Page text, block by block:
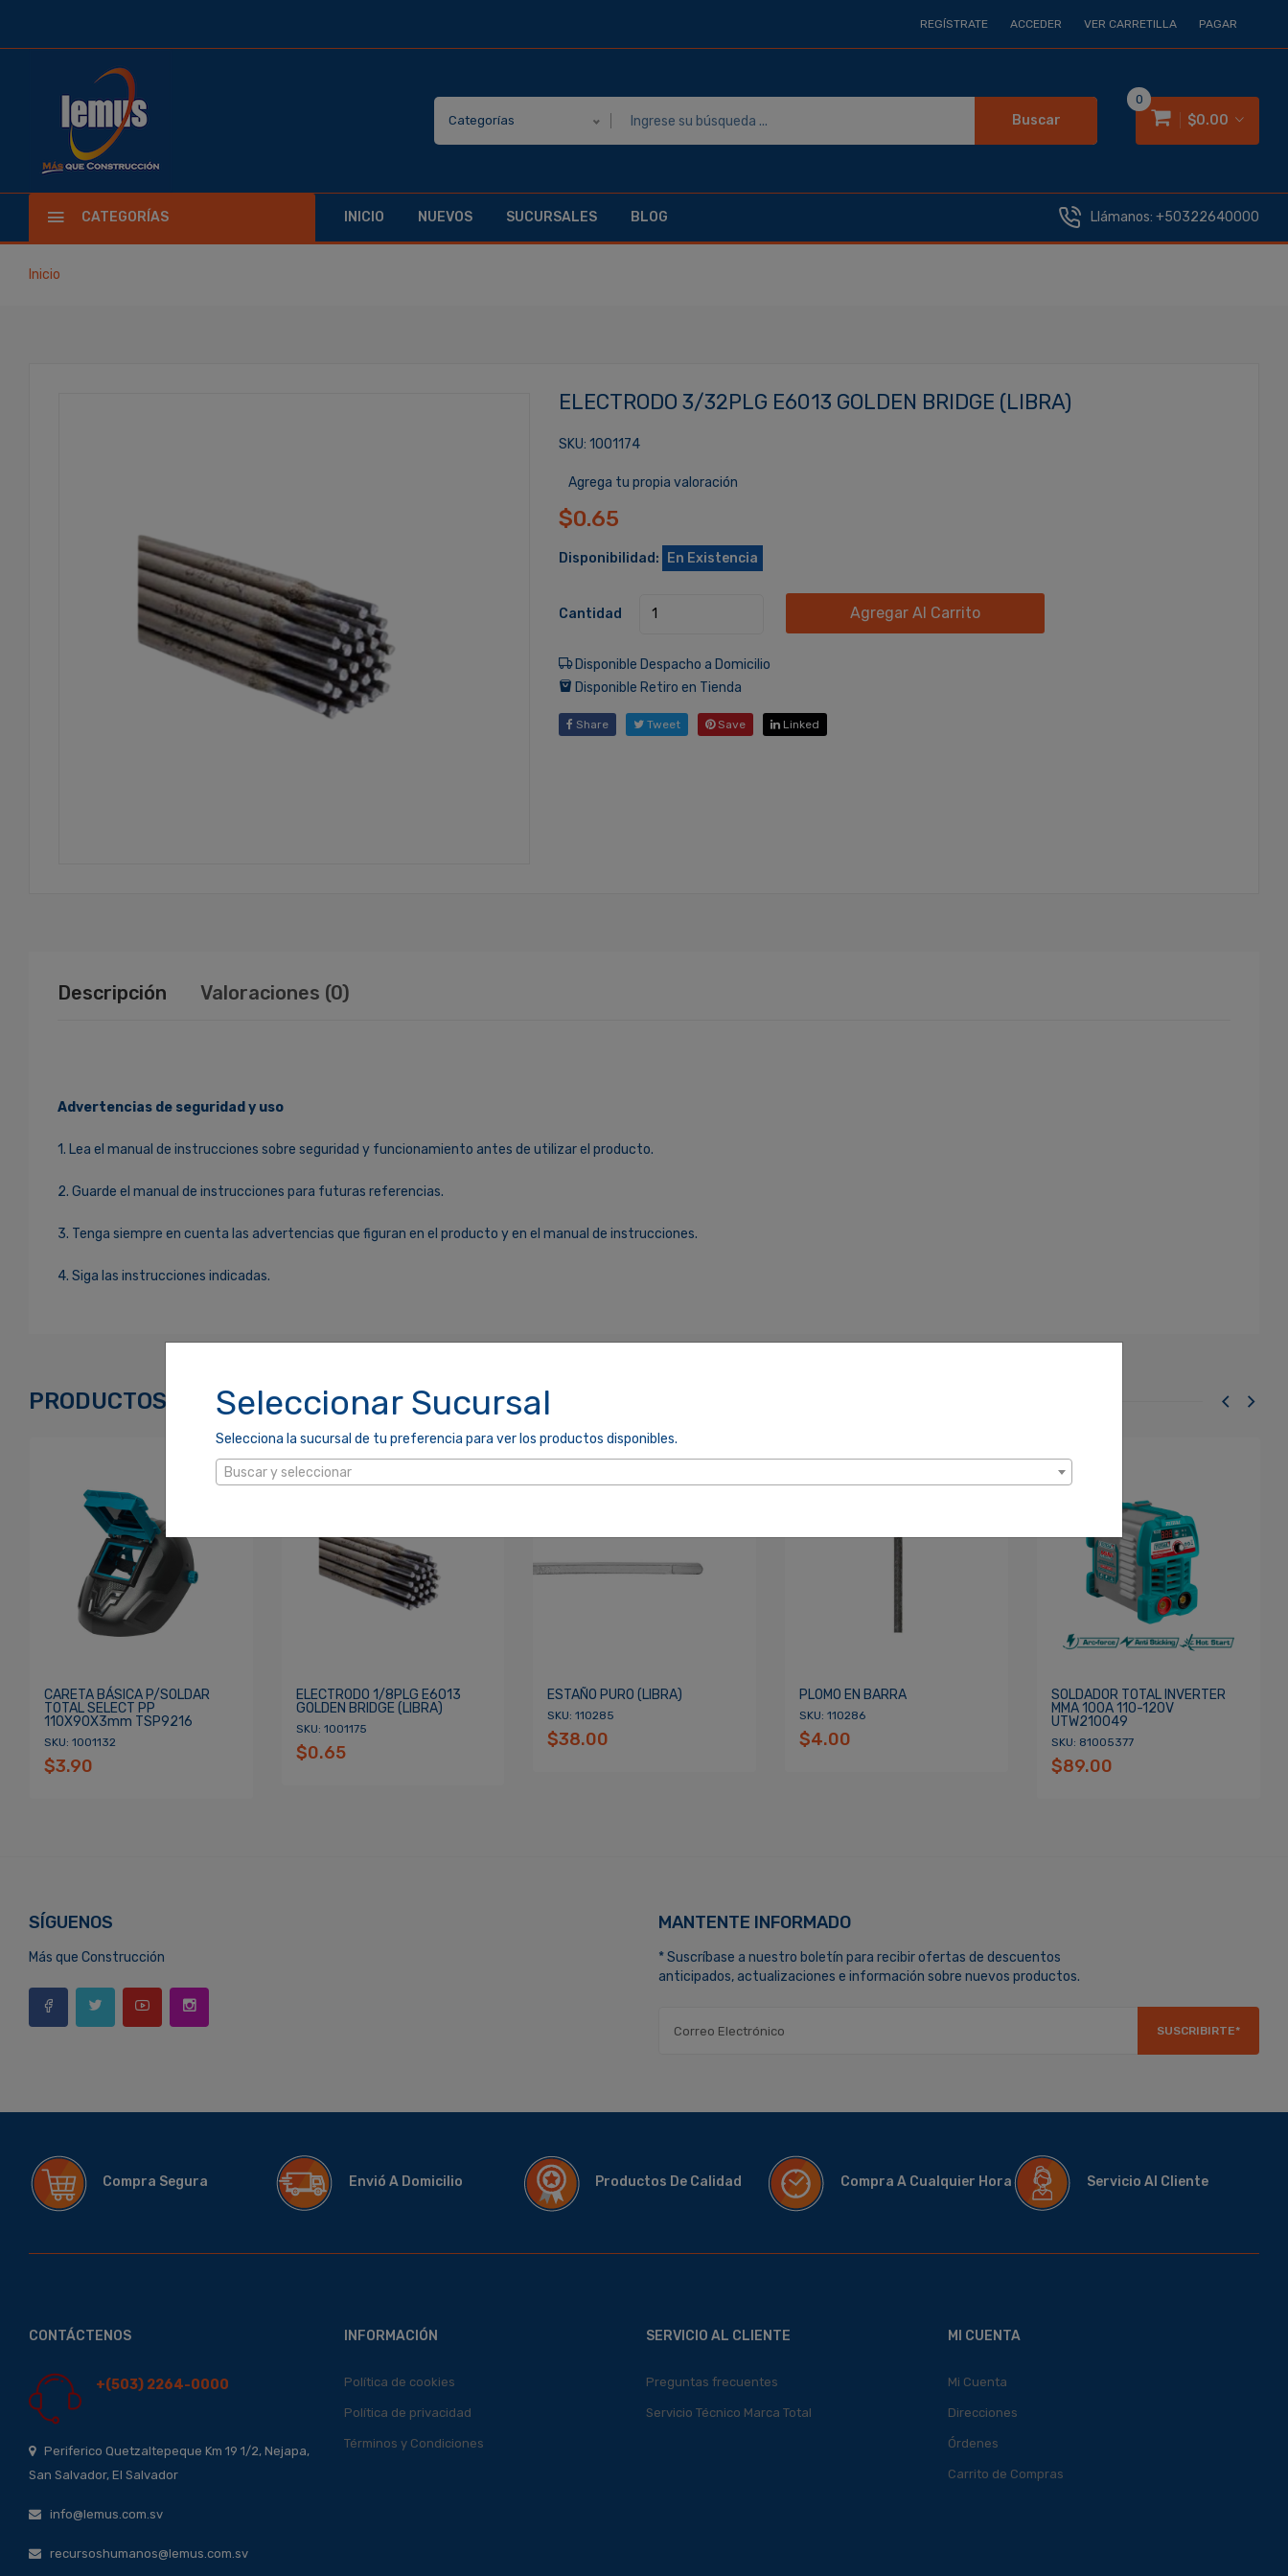
Seleccionar Sucursal
Selecciona la sucursal de tu preferencia para ver los productos disponibles.
Buscar y seleccionar
REGÍSTRATE ACCEDER VER CARRETILLA PAGAR
Categorías Buscar $0.00
0
CATEGORÍAS INICIO NUEVOS SUCURSALES BLOG Llámanos: +50322640000
Inicio
ELECTRODO 3/32PLG E6013 GOLDEN BRIDGE (LIBRA)
SKU: 1001174
Agrega tu propia valoración
$0.65
Disponibilidad: En Existencia
Cantidad Agregar Al Carrito
Disponible Despacho a Domicilio
Disponible Retiro en Tienda
Share Tweet Save Linked
Descripción Valoraciones (0)
Advertencias de seguridad y uso
1. Lea el manual de instrucciones sobre seguridad y funcionamiento antes de utilizar el producto.
2. Guarde el manual de instrucciones para futuras referencias.
3. Tenga siempre en cuenta las advertencias que figuran en el producto y en el manual de instrucciones.
4. Siga las instrucciones indicadas.
¿Olvidaste tu Contraseña? Recordarme
PRODUCTOS RELACIONADOS
CARETA BÁSICA P/SOLDAR
TOTAL SELECT PP
110X90X3mm TSP9216
SKU: 1001132
$3.90
ELECTRODO 1/8PLG E6013
GOLDEN BRIDGE (LIBRA)
SKU: 1001175
$0.65
ESTAÑO PURO (LIBRA)
SKU: 110285
$38.00
PLOMO EN BARRA
SKU: 110286
$4.00
SOLDADOR TOTAL INVERTER
MMA 100A 110-120V
UTW210049
SKU: 81005377
$89.00
SÍGUENOS
Más que Construcción
MANTENTE INFORMADO
* Suscríbase a nuestro boletín para recibir ofertas de descuentos
anticipados, actualizaciones e información sobre nuevos productos.
SUSCRIBIRTE*
Compra Segura Envió A Domicilio Productos De Calidad Compra A Cualquier Hora Servicio Al Cliente
CONTÁCTENOS
+(503) 2264-0000
Periferico Quetzaltepeque Km 19 1/2, Nejapa,
San Salvador, El Salvador
info@lemus.com.sv
recursoshumanos@lemus.com.sv
INFORMACIÓN
Política de cookies
Política de privacidad
Términos y Condiciones
SERVICIO AL CLIENTE
Preguntas frecuentes
Servicio Técnico Marca Total
MI CUENTA
Mi Cuenta
Direcciones
Órdenes
Carrito de Compras